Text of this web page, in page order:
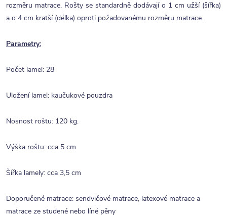
rozměru matrace. Rošty se standardně dodávají o 1 cm užší (šířka)
a o 4 cm kratší (délka) oproti požadovanému rozměru matrace.
Parametry:
Počet lamel: 28
Uložení lamel: kaučukové pouzdra
Nosnost roštu: 120 kg.
Výška roštu: cca 5 cm
Šířka lamely: cca 3,5 cm
Doporučené matrace: sendvičové matrace, latexové matrace a
matrace ze studené nebo líné pěny